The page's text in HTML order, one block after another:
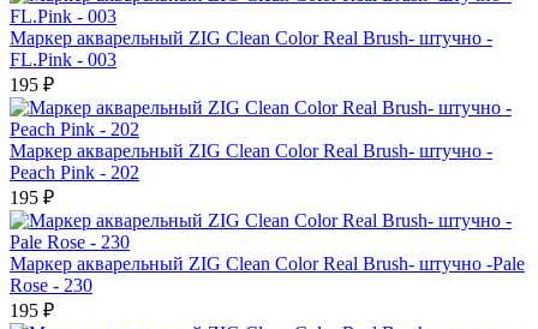
Маркер акварельный ZIG Clean Color Real Brush- штучно -
FL.Pink - 003
195 ₽
Маркер акварельный ZIG Clean Color Real Brush- штучно -
Peach Pink - 202
195 ₽
Маркер акварельный ZIG Clean Color Real Brush- штучно -Pale
Rose - 230
195 ₽